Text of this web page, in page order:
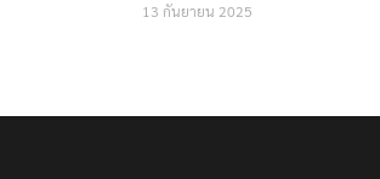
13 กันยายน 2025